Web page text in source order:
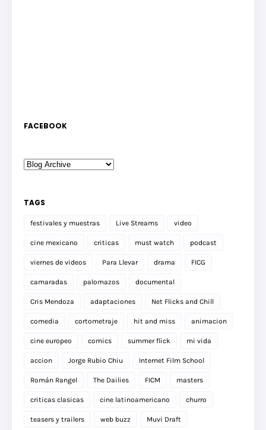
FACEBOOK
TAGS
festivales y muestras Live Streams video
cine mexicano criticas must watch podcast
viernes de videos Para Llevar drama FICG
camaradas palomazos documental
Cris Mendoza adaptaciones Net Flicks and Chill
comedia cortometraje hit and miss animacion
cine europeo comics summer flick mi vida
accion Jorge Rubio Chiu Internet Film School
Román Rangel The Dailies FICM masters
criticas clasicas cine latinoamericano churro
teasers y trailers web buzz Muvi Draft